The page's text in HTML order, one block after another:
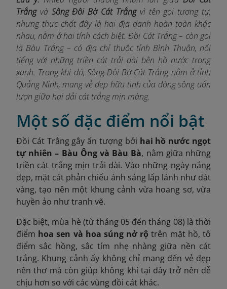
Trắngvà Sông Đôi Bờ Cát Trắngvì tên gọi tương tự,
nhưng thực chất đây là hai địa danh hoàn toàn khác
nhau, nằm ở hai tỉnh cách biệt. Đồi Cát Trắng – còn gọi
là Bàu Trắng – có địa chỉ thuộc tỉnh Bình Thuận, nổi
tiếng với những triền cát trải dài bên hồ nước trong
xanh. Trong khi đó, Sông Đôi Bờ Cát Trắng nằm ở tỉnh
Quảng Ninh, mang vẻ đẹp hữu tình của dòng sông uốn
lượn giữa hai dải cát trắng mịn màng.
Một số đặc điểm nổi bật
Đồi Cát Trắng gây ấn tượng bởi hai hồ nước ngọt
tự nhiên – Bàu Ông và Bàu Bà, nằm giữa những
triền cát trắng mịn trải dài. Vào những ngày nắng
đẹp, mặt cát phản chiếu ánh sáng lấp lánh như dát
vàng, tạo nên một khung cảnh vừa hoang sơ, vừa
huyền ảo như tranh vẽ.
Đặc biệt, mùa hè (từ tháng 05 đến tháng 08) là thời
điểm hoa sen và hoa súng nở rộ trên mặt hồ, tô
điểm sắc hồng, sắc tím nhẹ nhàng giữa nền cát
trắng. Khung cảnh ấy không chỉ mang đến vẻ đẹp
nên thơ mà còn giúp không khí tại đây trở nên dễ
chịu hơn so với các vùng đồi cát khác.